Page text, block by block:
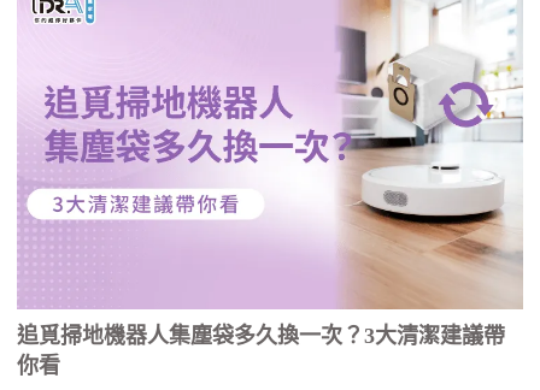
追覓掃地機器人集塵袋多久換一次？3大清潔建議帶
你看